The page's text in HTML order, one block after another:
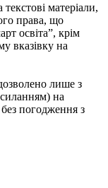
матеріали,
права, що
освіта”, крім
вказівку на
лише з
на
погодження з